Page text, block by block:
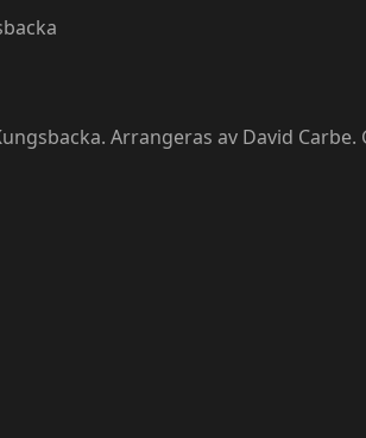
Arrangeras av David Carbe.